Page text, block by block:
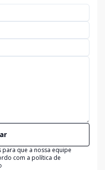
que a nossa equipe
com a política de